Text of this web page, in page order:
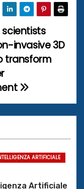
invasive 3D
transform
ARTIFICIALE
Artificiale